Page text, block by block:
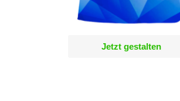
Jetzt gestalten